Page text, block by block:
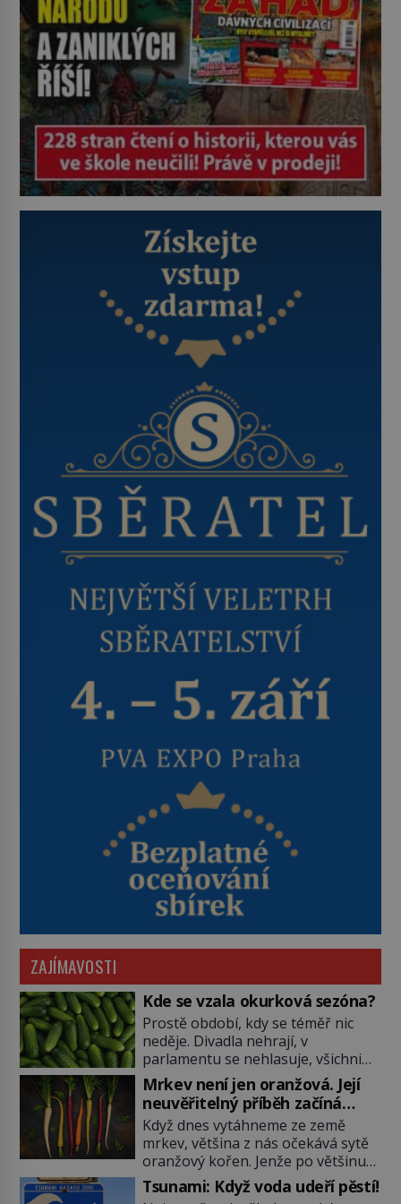
ZAJÍMAVOSTI
Kde se vzala okurková sezóna?
Prostě období, kdy se téměř nic
neděje. Divadla nehrají, v
parlamentu se nehlasuje, všichni
jsou na dovolené a média tak
nemají o čem mluvit a psát. A
vymýšlejí si proto témata, které
nikoho nezajímají. Proč je však ona
letní doba spojovaná zrovna s
okurkami? Okurkovou sezónu
známe už od poloviny 19. století,
Mrkev není jen oranžová. Její
neuvěřitelný příběh začíná
fialovou barvou
Když dnes vytáhneme ze země
mrkev, většina z nás očekává sytě
oranžový kořen. Jenže po většinu
své historie je mrkev všechno
možné, jen ne oranžová. Je fialová,
Tsunami: Když voda udeří pěstí!